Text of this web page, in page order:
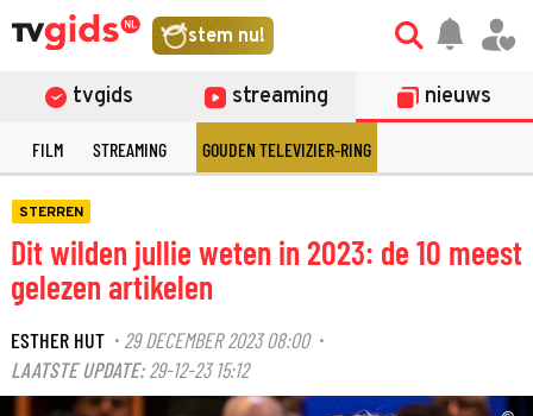
stem nu!
tvgids streaming nieuws
FILM STREAMING GOUDEN TELEVIZIER-RING
STERREN
Dit wilden jullie weten in 2023: de 10 meest
gelezen artikelen
ESTHER HUT · 29 DECEMBER 2023 08:00·
LAATSTE UPDATE: 29-12-23 15:12